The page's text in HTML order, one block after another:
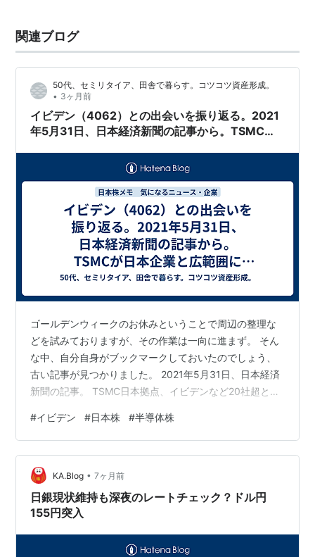
関連ブログ
50代、セミリタイア、田舎で暮らす。コツコツ資産形成。
• 3ヶ月前
イビデン（4062）との出会いを振り返る。2021
年5月31日、日本経済新聞の記事から。TSMCが
政府の半導体戦略が本格化する前兆。
ゴールデンウィークのお休みということで周辺の整理な
どを試みておりますが、その作業は一向に進まず。 そん
な中、自分自身がブックマークしておいたのでしょう、
古い記事が見つかりました。 2021年5月31日、日本経済
新聞の記事。 TSMC日本拠点、イビデンなど20社超と連
16:00(2021年5月31日 21:27更新)[会員限定記事 当時は
TSMCの動きには少し注目していたけれど、自分自身の
ことを振り返ると、正直、日本企業の動きにはあまり関
心が向いていなかったように思う。でも記事そのものは
気になってこうしてメモしてあったのですね。…
#イビデン #日本株 #半導体株
KA.Blog • 7ヶ月前
日銀現状維持も深夜のレートチェック？ドル円
155円突入